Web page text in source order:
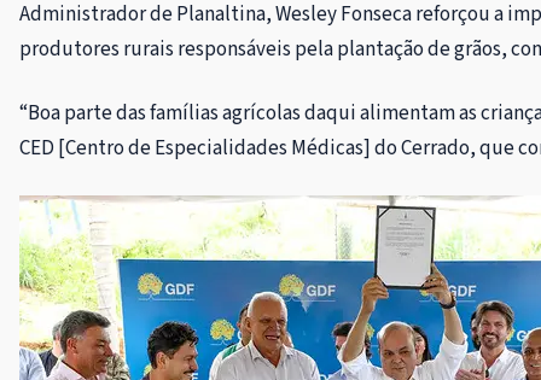
Administrador de Planaltina, Wesley Fonseca reforçou a
produtores rurais responsáveis pela plantação de grãos,
“Boa parte das famílias agrícolas daqui alimentam as
CED [Centro de Especialidades Médicas] do Cerrado, que